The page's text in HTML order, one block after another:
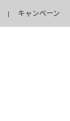
キャンペーン